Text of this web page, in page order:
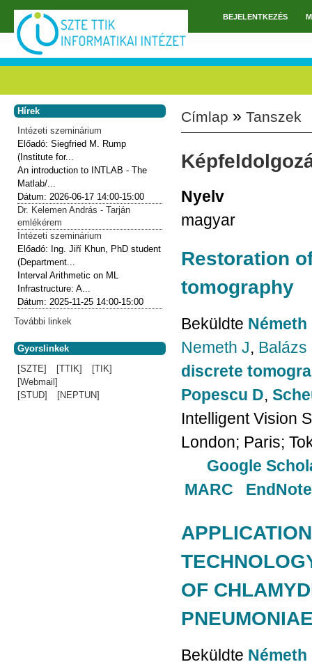
Ugrás a tartalomra
FőmenüBEJELENTKEZÉS
Jelenlegi hely
Címlap » Tanszek
Nyelv
magyar
Restoration
tomography
Beküldte Németh
Nemeth J, Balázs
discrete
Popescu D,
Intelligent Vision
London; Paris;
Google
MARC
OF
Beküldte Németh
Hírek
Intézeti szeminárium
Előadó:Siegfried M. Rump
(Institute for...
An introduction to INTLAB - The
Matlab/...
Dátum: 2026-06-17 14:00-15:00
Dr. Kelemen András - Tarján
emlékérem
Intézeti szeminárium
Előadó: Ing. Jiří Khun, PhD student
(Department...
Interval Arithmetic on ML
Infrastructure: A...
Dátum: 2025-11-25 14:00-15:00
További linkek
Gyorslinkek
[SZTE]
[TTIK]
[TIK]
[Webmail]
[STUD]
[NEPTUN]